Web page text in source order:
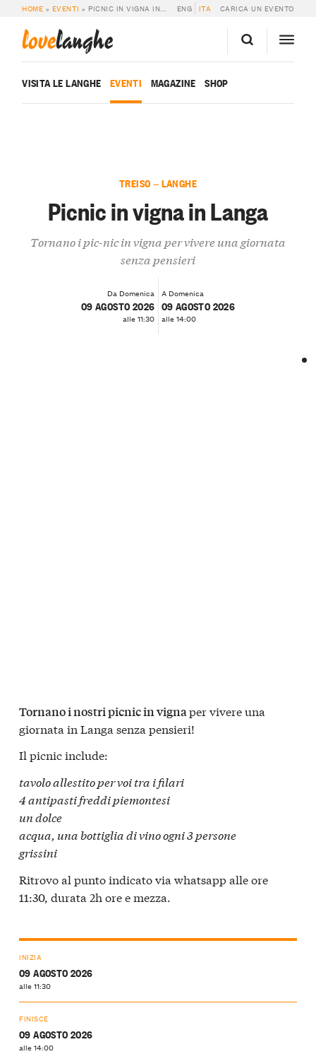
HOME » EVENTI » PICNIC IN VIGNA IN LANGA ENG ITA CARICA UN EVENTO
lovelanghe
VISITA LE LANGHE EVENTI MAGAZINE SHOP
TREISO — LANGHE
Picnic in vigna in Langa
Tornano i pic-nic in vigna per vivere una giornata
senza pensieri
Da Domenica
09 AGOSTO 2026
alle 11:30
A Domenica
09 AGOSTO 2026
alle 14:00
Tornano i nostri picnic in vignaper vivere una
giornata in Langa senza pensieri!
Il picnic include:
tavolo allestito per voi tra i filari
4 antipasti freddi piemontesi
un dolce
acqua, una bottiglia di vino ogni 3 persone
grissini
Ritrovo al punto indicato via whatsapp alle ore
11:30, durata 2h ore e mezza.
INIZIA
09 AGOSTO 2026
alle 11:30
FINISCE
09 AGOSTO 2026
alle 14:00